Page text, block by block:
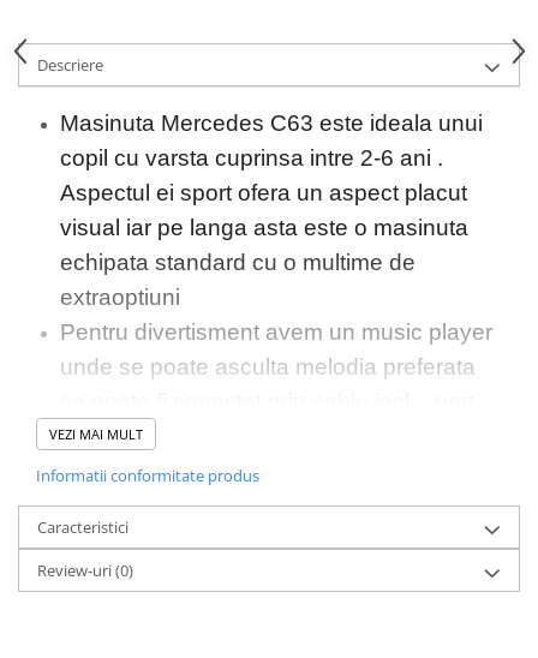
Descriere
Masinuta Mercedes C63 este ideala unui
copil cu varsta cuprinsa intre 2-6 ani .
Aspectul ei sport ofera un aspect placut
visual iar pe langa asta este o masinuta
echipata standard cu o multime de
extraoptiuni
Pentru divertisment avem un music player
unde se poate asculta melodia preferata
usb sau card microSD
Masinuta electrica
este doar pentru divertisment dar ajuta
si la dezvoltarea copilului precum ,
coordonarea mainilor si a picioarelor ,
VEZI MAI MULT
Informatii conformitate produs
Caracteristici
Review-uri(0)